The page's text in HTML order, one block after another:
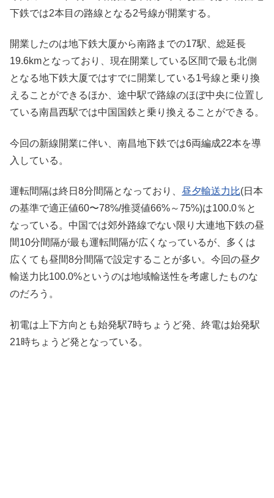
下鉄では2本目の路線となる2号線が開業する。
開業したのは地下鉄大厦から南路までの17駅、総延長
19.6kmとなっており、現在開業している区間で最も北側
となる地下鉄大厦ではすでに開業している1号線と乗り換
えることができるほか、途中駅で路線のほぼ中央に位置し
ている南昌西駅では中国国鉄と乗り換えることができる。
今回の新線開業に伴い、南昌地下鉄では6両編成22本を導
入している。
運転間隔は終日8分間隔となっており、 昼夕輸送力比(日本
の基準で適正値60〜78%/推奨値66%～75%)は100.0％と
なっている。中国では郊外路線でない限り大連地下鉄の昼
間10分間隔が最も運転間隔が広くなっているが、多くは
広くても昼間8分間隔で設定することが多い。今回の昼夕
輸送力比100.0%というのは地域輸送性を考慮したものな
のだろう。
初電は上下方向とも始発駅7時ちょうど発、終電は始発駅
21時ちょうど発となっている。